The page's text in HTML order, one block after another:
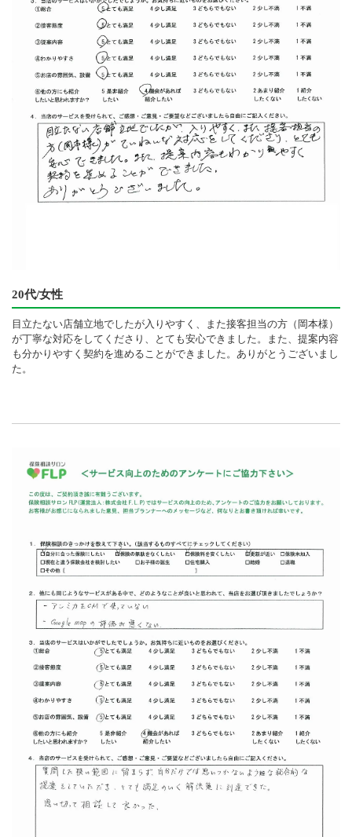
20代/女性
目立たない店舗立地でしたが入りやすく、また接客担当の方（岡本様）
が丁寧な対応をしてくださり、とても安心できました。また、提案内容
も分かりやすく契約を進めることができました。ありがとうございまし
た。